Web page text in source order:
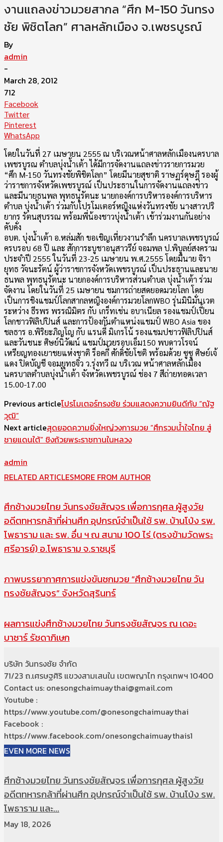
งานแถลงข่าวมวยสากล “ศึก M-150 วันทรง
ชัย พิชิตโลก” ศาลหลักเมือง จ.เพชรบูรณ์
By
admin
-
March 28, 2012
712
Facebook
Twitter
Pinterest
WhatsApp
โดยในวันที่ 27 เมษายน 2555 ณ บริเวณหน้าศาลหลักเมืองนครบาล
เพชรบูรณ ตำบลบุ่งน้ำเต้า ได้มีการจัดงานแถลงข่าวรายการมวย
“ศึก M-150 วันทรงชัยพิชิตโลก” โดยมีนายสุชาติ ราษฏร์ดุษฎี รองผู้
ว่าราชการจังหวัดเพชรบูรณ์ เป็นประธานในการจัดงานแถลงข่าว
และมีนายธนพล พุทธนุรัตนะ นายกองค์การบริหารองค์การบริหาร
ตำบล บุ่งน้ำเต้า ร่วมกับโปรโมเตอร์หญิงแห่งวันทรงชัย นางสาวปริ
ยากร รัตนสุบรรณ พร้อมพี่น้องชาวบุ่งน้ำเต้า เข้าร่วมงานกันอย่าง
คับคั่ง
อบต. บุ่งน้ำเต้า อ.หล่มสัก ขอเชิญเที่ยวงานรำลึก นครบาลเพชรบูรณ์
ครบรอบ 68 ปี และ สักการะบูชาอนุสาวรีย์ จอมพล ป.พิบูลย์สงคราม
ประจำปี 2555 ในวันที่ 23-25 เมษายน พ.ศ.2555 โดยมีนาย จิรา
ยุทธ วัจนะรัตน์ ผู้ว่าราชการจังหวัดเพชรบูรณ์ เป็นประธานและนาย
ธนพล พุทธนุรัตนะ นายกองค์การบริหารส่วนตำบล บุ่งน้ำเต้า ร่วม
จัดงาน โดยในวันที่ 25 เมษายน ชมการถ่ายสดยอดมวยโลก โดย
เป็นการชิงแชมป์โลกสากลหญิงองค์การมวยโลกWBO รุ่นมินิมั่นเวต
ระหว่าง ธีรพร พรรณิมิตร กับ เกร็ทเช่น อบาเนียล รองแชมป์เปี้ยน
โลกชาวฟิลิปปินส์ และการป้องกันตำแหน่งแชมป์ WBO Asia ของ
ชลธาร อ.พิริยะภิญโญ กับ แรนดี้ มิเกรโน้ รองแชมปชาวฟิลิปปินส์
และวันชนะ ศิษย์นิวัฒน์ แชมป์มวยรอบเอ็ม150 พบดาวโรจน์
เหรียญทองเยาชยแห่งชาติ ร็อคกี้ ศักดิ์ชัยโชติ พร้อมด้วย ซูซู ศิษย์เจ้
แดง ปิดบัญชี จอมยุทธจิ๋ว ว.รุ่งทวี ณ บริเวณ หน้าศาลหลักเมือง
นครบาลตำบลบุ่งน้ำเต้า จังหวัดเพชรบูรณ์ ช่อง 7 สีถ่ายทอดเวลา
15.00-17.00
Previous articleโปรโมเตอร์ทรงชัย ร่วมแสดงความยินดีกับ “ณัฐ
วุฒิ”
Next articleสุดยอดความยิ่งใหญ่วงการมวย “ศึกรวมน้ำใจไทย สู่
ชายแดนใต้” ชิงถ้วยพระราชทานในหลวง
admin
RELATED ARTICLESMORE FROM AUTHOR
ศึกช้างมวยไทย วันทรงชัยสัญจร เพื่อการกุศล ผู้สูงวัย
อดีตทหารกล้าที่ผ่านศึก อุปกรณ์จำเป็นใช้ รพ. บ้านโป่ง รพ.
โพธาราม และ รพ. อื่น ฯ ณ สนาม 100 ไร่ (ตรงข้ามวัดพระ
ศรีอารย์) อ.โพธาราม จ.ราชบุรี
ภาพบรรยากาศการแข่งขันชกมวย “ศึกช้างมวยไทย วัน
ทรงชัยสัญจร” จังหวัดสุรินทร์
ผลการแข่งศึกช้างมวยไทย วันทรงชัยสัญจร ณ เดอะ
บาซาร์ รัชดาภิเษก
บริษัท วันทรงชัย จำกัด
71/23 ถ.เศรษฐศิริ แขวงสามเสนใน เขตพญาไท กรุงเทพฯ 10400
Contact us: onesongchaimuaythai@gmail.com
Youtube :
https://www.youtube.com/@onesongchaimuaythai
Facebook :
https://www.facebook.com/onesongchaimuaythais1
EVEN MORE NEWS
ศึกช้างมวยไทย วันทรงชัยสัญจร เพื่อการกุศล ผู้สูงวัย
อดีตทหารกล้าที่ผ่านศึก อุปกรณ์จำเป็นใช้ รพ. บ้านโป่ง รพ.
โพธาราม และ...
May 18, 2026